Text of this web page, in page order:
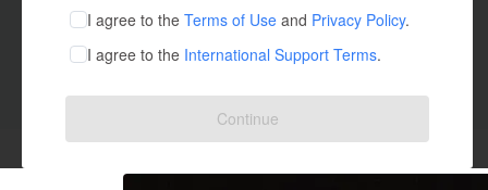
テクノロジー・ガジェット
映像・映画
ビジネス・起業
まちづくり・地域活性化
I agree to the Terms of Use and Privacy Policy.
I agree to the International Support Terms.
Continue